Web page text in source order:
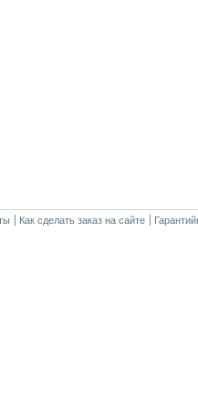
Как сделать заказ на сайте